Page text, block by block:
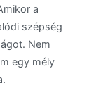
a
szépség
Nem
egy mély